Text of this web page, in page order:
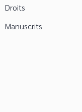
Droits
Manuscrits